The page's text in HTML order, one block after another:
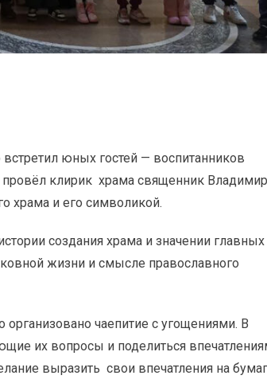
юных гостей — воспитанников
клирик храма священник Владимир
храма и его символикой.
создания храма и значении главных
жизни и смысле православного
чаепитие с угощениями. В
их вопросы и поделиться
выразить свои впечатления на